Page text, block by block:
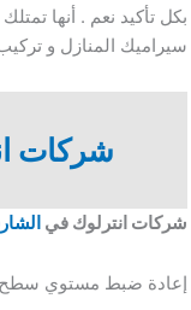
بكل تأكيد نعم . أنها
سيراميك المنازل و
شركات
شركات انترلوك في
إعادة ضبط مستوي سطح